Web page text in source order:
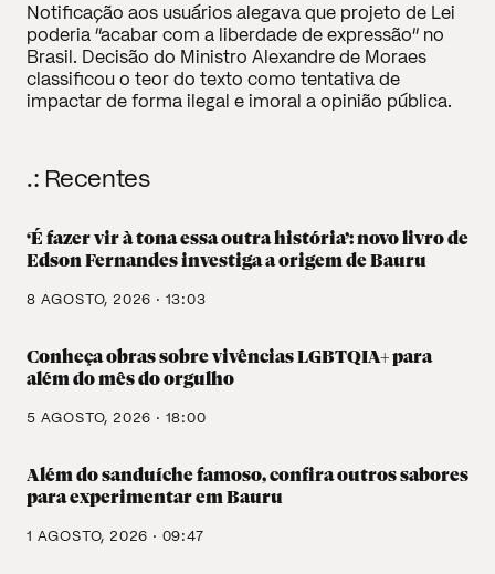
Notificação aos usuários alegava que projeto de Lei
poderia “acabar com a liberdade de expressão” no
Brasil. Decisão do Ministro Alexandre de Moraes
classificou o teor do texto como tentativa de
impactar de forma ilegal e imoral a opinião pública.
.: Recentes
‘É fazer vir à tona essa outra história’: novo livro de
Edson Fernandes investiga a origem de Bauru
8 AGOSTO, 2026 · 13:03
Conheça obras sobre vivências LGBTQIA+ para
além do mês do orgulho
5 AGOSTO, 2026 · 18:00
Além do sanduíche famoso, confira outros sabores
para experimentar em Bauru
1 AGOSTO, 2026 · 09:47